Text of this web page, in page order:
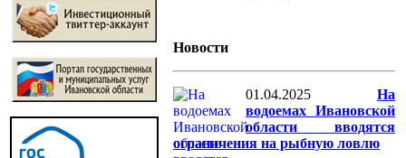
Новости
01.04.2025
На
водоемах Ивановской
области вводятся
ограничения на рыбную ловлю